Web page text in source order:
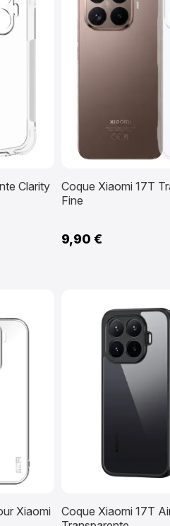
Clarity
Coque Xiaomi 17T
Fine
9,90 €
Xiaomi
Coque Xiaomi 17T